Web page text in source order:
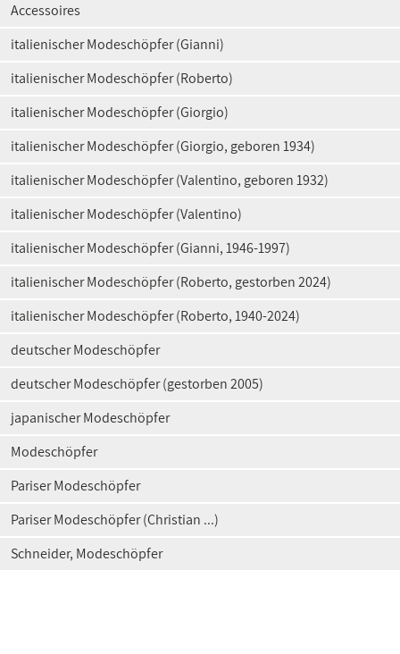
Accessoires
italienischer Modeschöpfer (Gianni)
italienischer Modeschöpfer (Roberto)
italienischer Modeschöpfer (Giorgio)
italienischer Modeschöpfer (Giorgio, geboren 1934)
italienischer Modeschöpfer (Valentino, geboren 1932)
italienischer Modeschöpfer (Valentino)
italienischer Modeschöpfer (Gianni, 1946-1997)
italienischer Modeschöpfer (Roberto, gestorben 2024)
italienischer Modeschöpfer (Roberto, 1940-2024)
deutscher Modeschöpfer
deutscher Modeschöpfer (gestorben 2005)
japanischer Modeschöpfer
Modeschöpfer
Pariser Modeschöpfer
Pariser Modeschöpfer (Christian ...)
Schneider, Modeschöpfer